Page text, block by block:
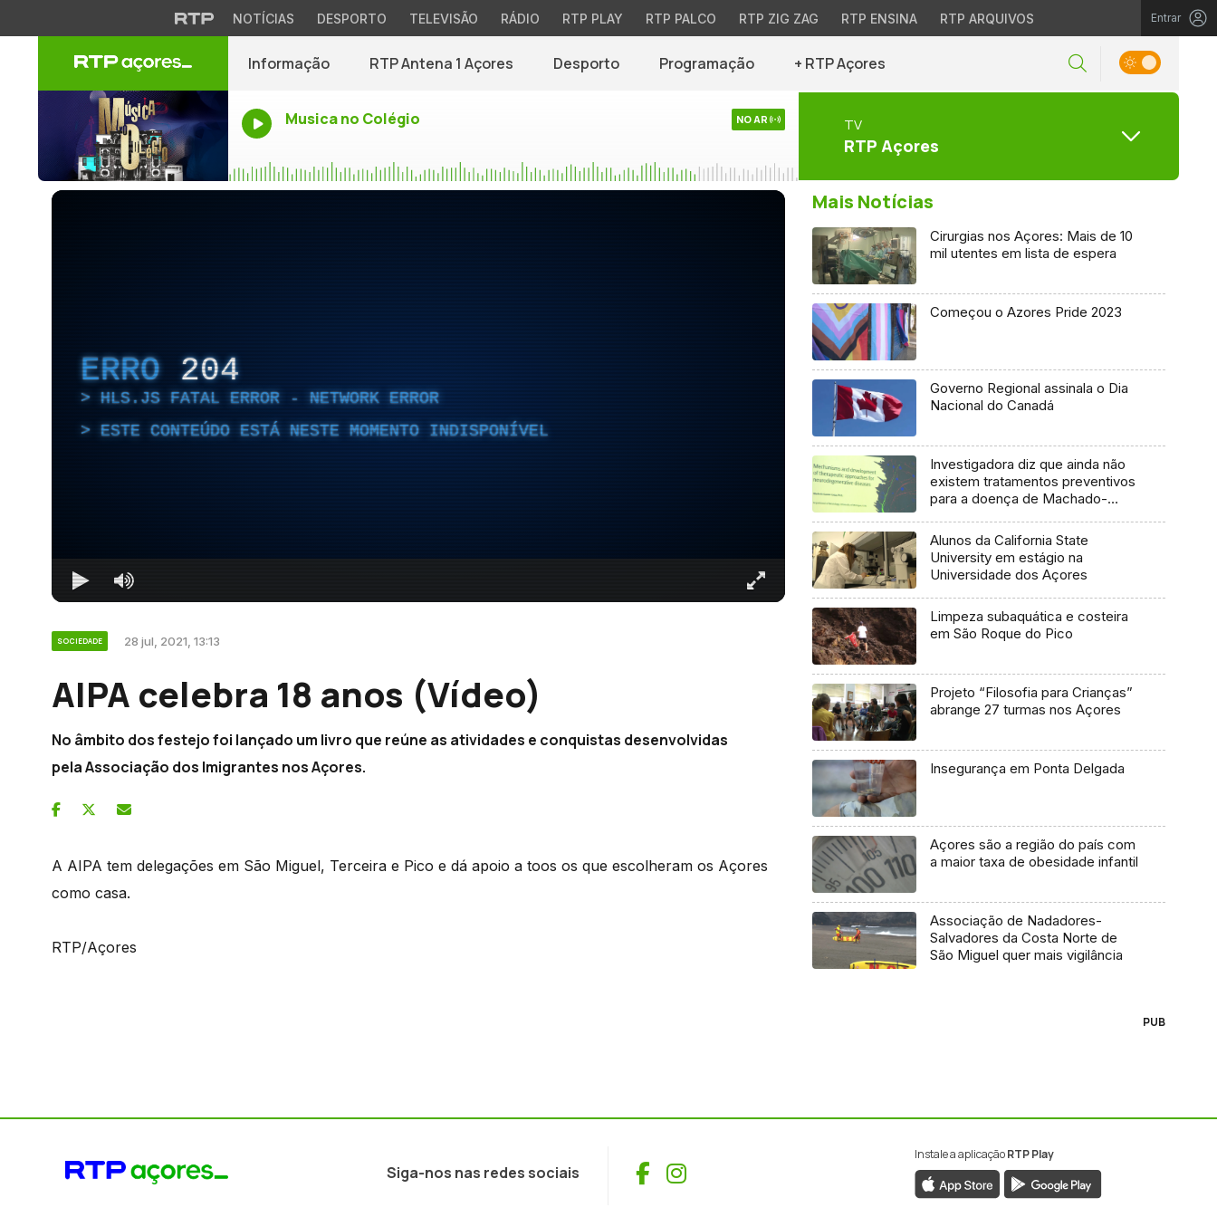
NOTÍCIAS DESPORTO TELEVISÃO RÁDIO RTP PLAY RTP PALCO RTP ZIG ZAG RTP ENSINA RTP ARQUIVOS Entrar
Informação RTP Antena 1 Açores Desporto Programação + RTP Açores
Musica no Colégio NO AR TV
RTP Açores
ERRO 204
HLS.JS FATAL ERROR - NETWORK ERROR
ESTE CONTEÚDO ESTÁ NESTE MOMENTO INDISPONÍVEL
SOCIEDADE 28 jul, 2021, 13:13
AIPA celebra 18 anos (Vídeo)
No âmbito dos festejo foi lançado um livro que reúne as atividades e conquistas desenvolvidas
pela Associação dos Imigrantes nos Açores.
A AIPA tem delegações em São Miguel, Terceira e Pico e dá apoio a toos os que escolheram os Açores
como casa.
RTP/Açores
Mais Notícias
Cirurgias nos Açores: Mais de 10
mil utentes em lista de espera
Começou o Azores Pride 2023
Governo Regional assinala o Dia
Nacional do Canadá
Investigadora diz que ainda não
existem tratamentos preventivos
para a doença de Machado-
Alunos da California State
University em estágio na
Universidade dos Açores
Limpeza subaquática e costeira
em São Roque do Pico
Projeto “Filosofia para Crianças”
abrange 27 turmas nos Açores
Insegurança em Ponta Delgada
Açores são a região do país com
a maior taxa de obesidade infantil
Associação de Nadadores-
Salvadores da Costa Norte de
São Miguel quer mais vigilância
PUB
Siga-nos nas redes sociais Facebook
Instagram
Instale a aplicaçãoRTP Play